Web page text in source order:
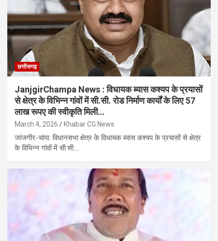
छत्तीसगढ़
JanjgirChampa News : विधायक ब्यास कश्यप के प्रयासों
से क्षेत्र के विभिन्न गांवों में सी.सी. रोड निर्माण कार्यों के लिए 57
लाख रूपए की स्वीकृति मिली…
March 4, 2026 Khabar CG News
जांजगीर-चांपा. विधानसभा क्षेत्र के विधायक ब्यास कश्यप के प्रयासों से क्षेत्र
के विभिन्न गांवों में सी.सी.…